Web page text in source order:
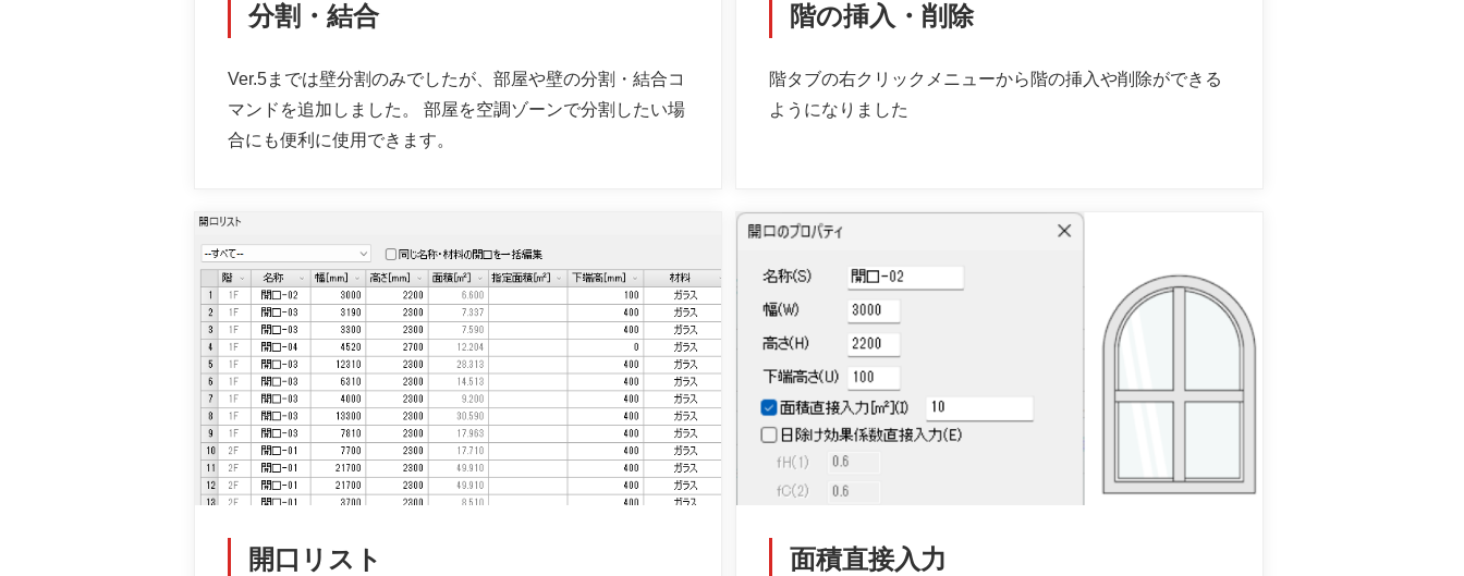
分割・結合
Ver.5までは壁分割のみでしたが、部屋や壁の分割・結合コ
マンドを追加しました。 部屋を空調ゾーンで分割したい場
合にも便利に使用できます。
階の挿入・削除
階タブの右クリックメニューから階の挿入や削除ができる
ようになりました
開口リスト 面積直接入力